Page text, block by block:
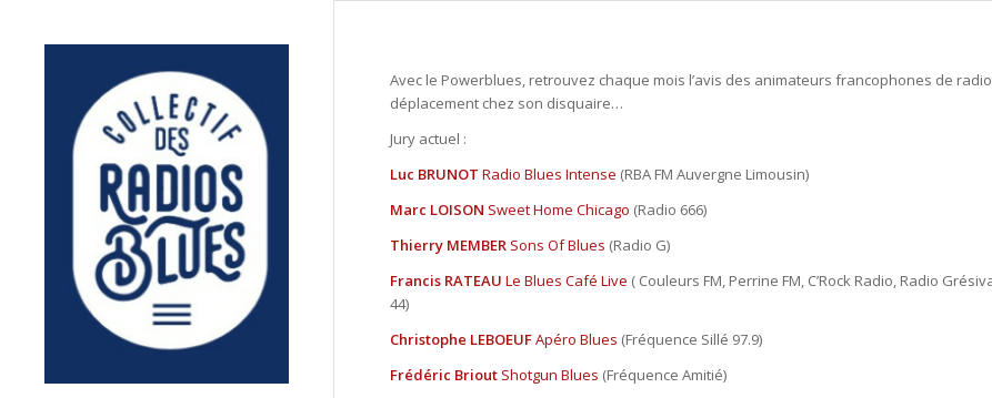
Avec le Powerblues, retrouvez chaque mois l’avis des animateurs francophones de
déplacement chez son disquaire…
Jury actuel :
Luc BRUNOT Radio Blues Intense (RBA FM Auvergne Limousin)
Marc LOISON Sweet Home Chicago (Radio 666)
Thierry MEMBER Sons Of Blues (Radio G)
Francis RATEAU Le Blues Café Live ( Couleurs FM, Perrine FM, C’Rock Radio, Radio
44)
Christophe LEBOEUFApéro Blues (Fréquence Sillé 97.9)
Frédéric Briout Shotgun Blues (Fréquence Amitié)